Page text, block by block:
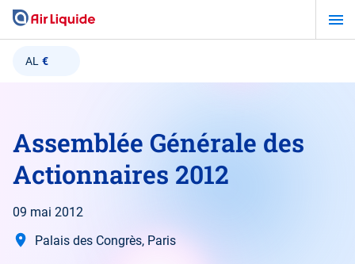
Aller
contenu
AL €
Assemblée Générale des
Actionnaires 2012
09 mai 2012
Palais des Congrès, Paris